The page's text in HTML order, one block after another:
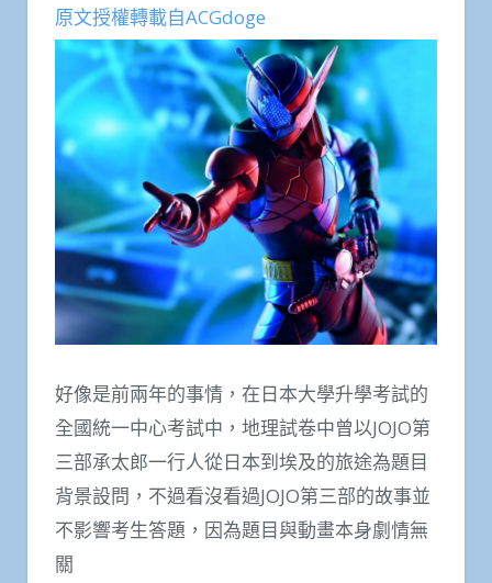
原文授權轉載自ACGdoge
好像是前兩年的事情，在日本大學升學考試的
全國統一中心考試中，地理試卷中曾以JOJO第
三部承太郎一行人從日本到埃及的旅途為題目
背景設問，不過看沒看過JOJO第三部的故事並
不影響考生答題，因為題目與動畫本身劇情無
關